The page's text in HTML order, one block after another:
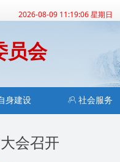
2026-08-09 11:19:07 星期日
员会
身建设 ꁘ 社会服务
会召开